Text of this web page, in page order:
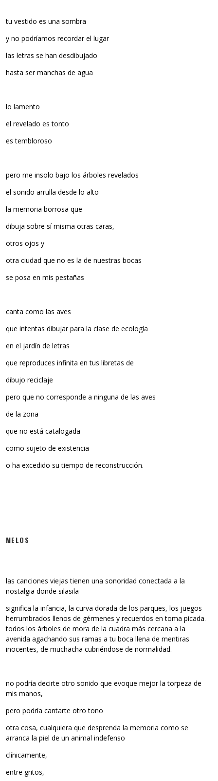
tu vestido es una sombra
y no podríamos recordar el lugar
las letras se han desdibujado
hasta ser manchas de agua
lo lamento
el revelado es tonto
es tembloroso
pero me insolo bajo los árboles revelados
el sonido arrulla desde lo alto
la memoria borrosa que
dibuja sobre sí misma otras caras,
otros ojos y
otra ciudad que no es la de nuestras bocas
se posa en mis pestañas
canta como las aves
que intentas dibujar para la clase de ecología
en el jardín de letras
que reproduces infinita en tus libretas de
dibujo reciclaje
pero que no corresponde a ninguna de las aves
de la zona
que no está catalogada
como sujeto de existencia
o ha excedido su tiempo de reconstrucción.
MELOS
las canciones viejas tienen una sonoridad conectada a la
nostalgia donde silasila
significa la infancia, la curva dorada de los parques, los juegos
herrumbrados llenos de gérmenes y recuerdos en toma picada.
todos los árboles de mora de la cuadra más cercana a la
avenida agachando sus ramas a tu boca llena de mentiras
inocentes, de muchacha cubriéndose de normalidad.
no podría decirte otro sonido que evoque mejor la torpeza de
mis manos,
pero podría cantarte otro tono
otra cosa, cualquiera que desprenda la memoria como se
arranca la piel de un animal indefenso
clínicamente,
entre gritos,